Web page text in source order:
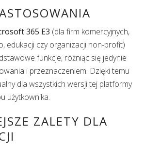
365 E3 (dla firm komercyjnych,
edukacji czy organizacji non-profit)
funkcje, różniąc się jedynie
i przeznaczeniem. Dzięki temu
dla wszystkich wersji tej platformy
użytkownika.
ZALETY DLA